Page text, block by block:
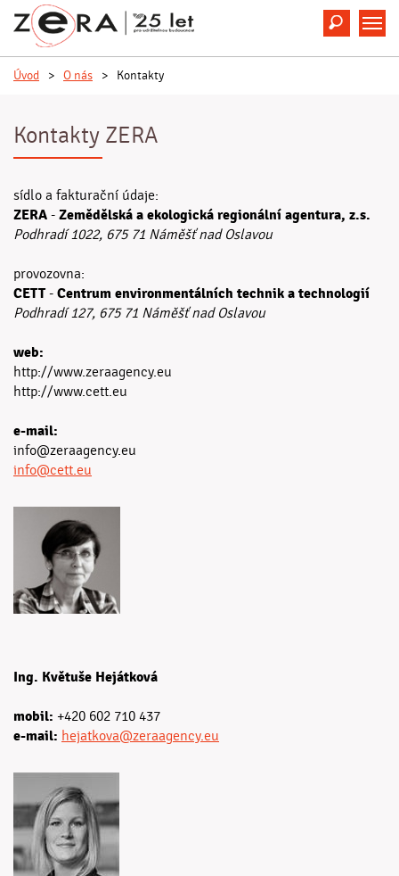
Hledat
Úvod > O nás > Kontakty
Kontakty ZERA
sídlo a fakturační údaje:
ZERA - Zemědělská a ekologická regionální agentura, z.s.
Podhradí 1022, 675 71 Náměšť nad Oslavou
provozovna:
CETT- Centrum environmentálních technik a technologií
Podhradí 127, 675 71 Náměšť nad Oslavou
web:
http://www.zeraagency.eu
http://www.cett.eu
e-mail:
info@zeraagency.eu
info@cett.eu
Ing. Květuše Hejátková
mobil: +420 602 710 437
e-mail: hejatkova@zeraagency.eu